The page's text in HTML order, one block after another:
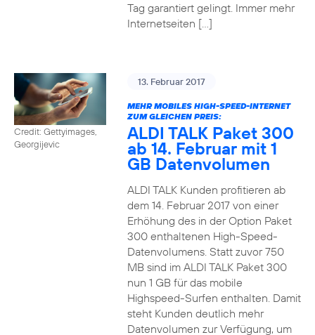
Tag garantiert gelingt. Immer mehr
Internetseiten […]
Credit: Gettyimages,
Georgijevic
13. Februar 2017
MEHR MOBILES HIGH-SPEED-INTERNET
ZUM GLEICHEN PREIS:
ALDI TALK Paket 300
ab 14. Februar mit 1
GB Datenvolumen
ALDI TALK Kunden profitieren ab
dem 14. Februar 2017 von einer
Erhöhung des in der Option Paket
300 enthaltenen High-Speed-
Datenvolumens. Statt zuvor 750
MB sind im ALDI TALK Paket 300
nun 1 GB für das mobile
Highspeed-Surfen enthalten. Damit
steht Kunden deutlich mehr
Datenvolumen zur Verfügung, um